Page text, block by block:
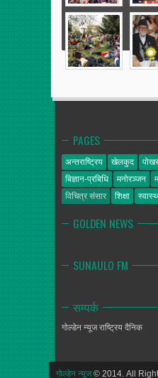
PAGES
अन्तराष्ट्रिय खेलकुद
बिज्ञान-प्रबिधि
मनोरञ्जन
विचित्र संसार
शिक्षा
GOLDEN NEWS
SUNAULO FM
सम्पर्क
गोल्डेन न्यूजराष्ट्रिय दैनिक
गोल्डेन न्यूज© 2014. All